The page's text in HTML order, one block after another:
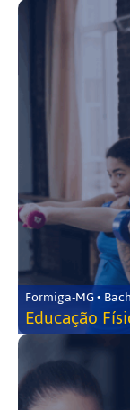
Formiga-MG •
Educação